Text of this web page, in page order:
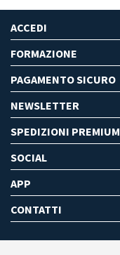
ACCEDI
FORMAZIONE
PAGAMENTO SICURO
NEWSLETTER
SPEDIZIONI PREMIUM
SOCIAL
APP
CONTATTI